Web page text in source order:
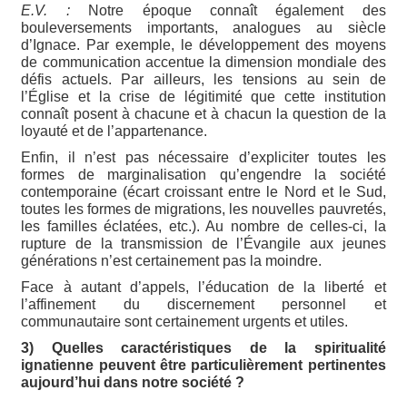
E.V. :Notre époque connaît également des
bouleversements importants, analogues au siècle
d’Ignace. Par exemple, le développement des moyens
de communication accentue la dimension mondiale des
défis actuels. Par ailleurs, les tensions au sein de
l’Église et la crise de légitimité que cette institution
connaît posent à chacune et à chacun la question de la
loyauté et de l’appartenance.
Enfin, il n’est pas nécessaire d’expliciter toutes les
formes de marginalisation qu’engendre la société
contemporaine (écart croissant entre le Nord et le Sud,
toutes les formes de migrations, les nouvelles pauvretés,
les familles éclatées, etc.). Au nombre de celles-ci, la
rupture de la transmission de l’Évangile aux jeunes
générations n’est certainement pas la moindre.
Face à autant d’appels, l’éducation de la liberté et
l’affinement du discernement personnel et
communautaire sont certainement urgents et utiles.
3) Quelles caractéristiques de la spiritualité
ignatienne peuvent être particulièrement pertinentes
aujourd’hui dans notre société ?